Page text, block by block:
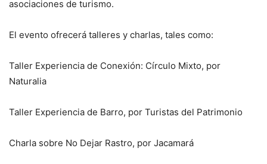
asociaciones de turismo.
El evento ofrecerá talleres y charlas, tales como:
Taller Experiencia de Conexión: Círculo Mixto, por
Naturalia
Taller Experiencia de Barro, por Turistas del Patrimonio
Charla sobre No Dejar Rastro, por Jacamará